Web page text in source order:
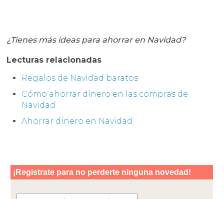
¿Tienes más ideas para ahorrar en Navidad?
Lecturas relacionadas
Regalos de Navidad baratos
Cómo ahorrar dinero en las compras de
Navidad
Ahorrar dinero en Navidad